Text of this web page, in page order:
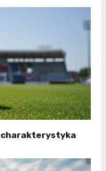
charakterystyka